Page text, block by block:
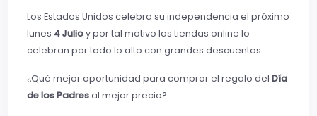
Los Estados Unidos celebra su independencia el próximo
lunes 4 Julioy por tal motivo las tiendas online lo
celebran por todo lo alto con grandes descuentos.
¿Qué mejor oportunidad para comprar el regalo del Día
de los Padresal mejor precio?